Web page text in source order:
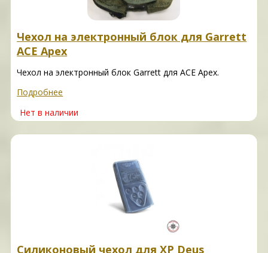
Чехол на электронный блок для Garrett
ACE Apex
Чехол на электронный блок Garrett для ACE Apex.
Подробнее
Нет в наличии
Силиконовый чехол для XP Deus